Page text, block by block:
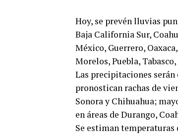
Hoy, se prevén lluvias
Baja California Sur,
México, Guerrero,
Morelos, Puebla,
Las precipitaciones
pronostican rachas de
Sonora y Chihuahua;
en áreas de Durango,
Se estiman temperaturas